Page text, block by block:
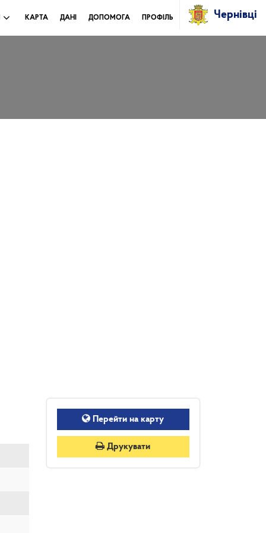
КАРТА ДАНІ ДОПОМОГА ПРОФІЛЬ Чернівці
Перейти на карту
Друкувати